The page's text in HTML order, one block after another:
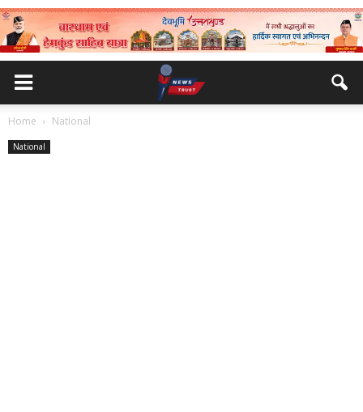
Home National
National